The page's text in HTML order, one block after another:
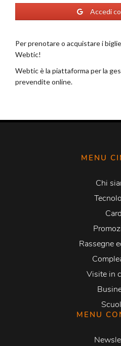
MENU
Chi
Card
Rassegne
Visite in
MENU